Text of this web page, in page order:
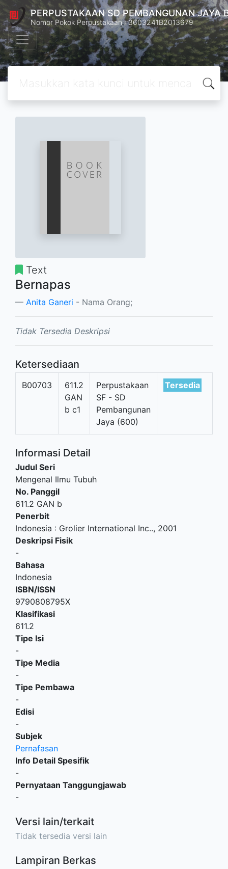
PERPUSTAKAAN SD PEMBANGUNAN JAYA
Nomor Pokok Perpustakaan : 3603241B2013679
Text
Bernapas
Anita Ganeri - Nama Orang;
Tidak Tersedia Deskripsi
Ketersediaan
B00703
611.2
GAN
b c1
Perpustakaan
SF - SD
Pembangunan
Jaya (600)
Tersedia
Informasi Detail
Judul Seri
Mengenal Ilmu Tubuh
No. Panggil
611.2 GAN b
Penerbit
Indonesia : Grolier International Inc.., 2001
Deskripsi Fisik
-
Bahasa
Indonesia
ISBN/ISSN
9790808795X
Klasifikasi
611.2
Tipe Isi
-
Tipe Media
-
Tipe Pembawa
-
Edisi
-
Subjek
Pernafasan
Info Detail Spesifik
-
Pernyataan Tanggungjawab
-
Versi lain/terkait
Tidak tersedia versi lain
Lampiran Berkas